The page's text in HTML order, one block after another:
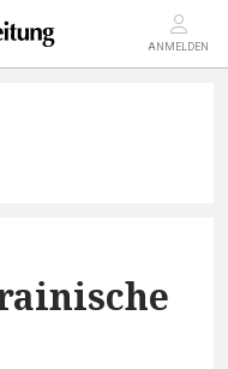
ANMELDEN